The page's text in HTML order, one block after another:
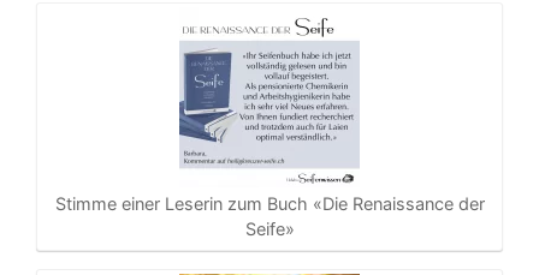
Stimme einer Leserin zum Buch «Die Renaissance der
Seife»